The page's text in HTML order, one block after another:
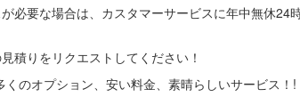
必要な場合は、カスタマーサービスに年中無休
積りをリクエストしてください！
のオプション、安い料金、素晴らしいサービス！!